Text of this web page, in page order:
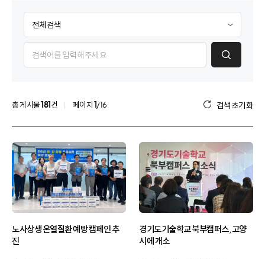
/
용
항
목
물
총 게시물181건 페이지 1/16 검색초기화
노사상생 온열질환 예방 캠페인 추
진
경기도기술학교 북부캠퍼스, 고양
시에 개소